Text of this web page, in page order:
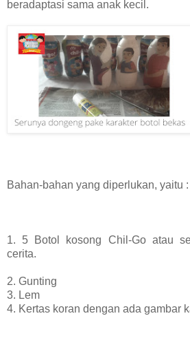
beradaptasi sama anak kecil.
Bahan-bahan yang diperlukan, yaitu :
1. 5 Botol kosong Chil-Go atau
cerita.
2. Gunting
3. Lem
4. Kertas koran dengan ada gambar